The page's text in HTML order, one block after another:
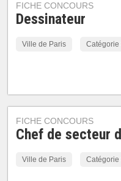
FICHE CONCOURS
Dessinateur
Ville de Paris Catégorie
FICHE CONCOURS
Chef de secteur
Ville de Paris Catégorie